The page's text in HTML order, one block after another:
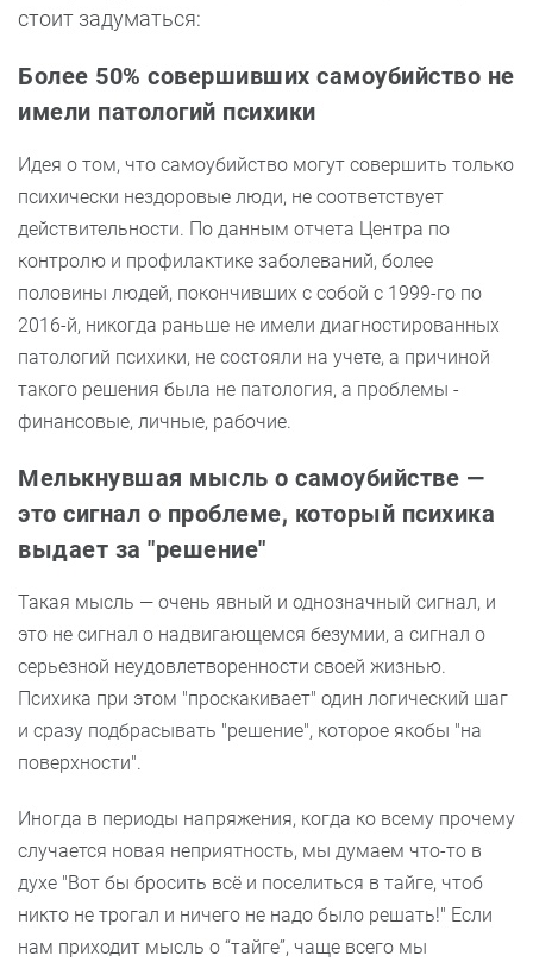
стоит задуматься:
Более 50% совершивших самоубийство не
имели патологий психики
Идея о том, что самоубийство могут совершить только
психически нездоровые люди, не соответствует
действительности. По данным отчета Центра по
контролю и профилактике заболеваний, более
половины людей, покончивших с собой с 1999-го по
2016-й, никогда раньше не имели диагностированных
патологий психики, не состояли на учете, а причиной
такого решения была не патология, а проблемы -
финансовые, личные, рабочие.
Мелькнувшая мысль о самоубийстве —
это сигнал о проблеме, который психика
выдает за "решение"
Такая мысль — очень явный и однозначный сигнал, и
это не сигнал о надвигающемся безумии, а сигнал о
серьезной неудовлетворенности своей жизнью.
Психика при этом "проскакивает" один логический шаг
и сразу подбрасывать "решение", которое якобы "на
поверхности".
Иногда в периоды напряжения, когда ко всему прочему
случается новая неприятность, мы думаем что-то в
духе "Вот бы бросить всё и поселиться в тайге, чтоб
никто не трогал и ничего не надо было решать!" Если
нам приходит мысль о “тайге”, чаще всего мы